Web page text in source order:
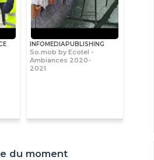
INFOMEDIAPUBLISHING
So.mob by Ecotel -
Ambiances 2020-
2021
du moment